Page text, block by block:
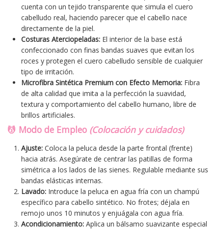
cuenta con un tejido transparente que simula el cuero
cabelludo real, haciendo parecer que el cabello nace
directamente de la piel.
Costuras Aterciopeladas: El interior de la base está
confeccionado con finas bandas suaves que evitan los
roces y protegen el cuero cabelludo sensible de cualquier
tipo de irritación.
Microfibra Sintética Premium con Efecto Memoria: Fibra
de alta calidad que imita a la perfección la suavidad,
textura y comportamiento del cabello humano, libre de
brillos artificiales.
💆 Modo de Empleo (Colocación y cuidados)
Ajuste: Coloca la peluca desde la parte frontal (frente)
hacia atrás. Asegúrate de centrar las patillas de forma
simétrica a los lados de las sienes. Regulable mediante sus
bandas elásticas internas.
Lavado: Introduce la peluca en agua fría con un champú
específico para cabello sintético. No frotes; déjala en
remojo unos 10 minutos y enjuágala con agua fría.
Acondicionamiento: Aplica un bálsamo suavizante especial